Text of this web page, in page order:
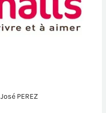
José PEREZ